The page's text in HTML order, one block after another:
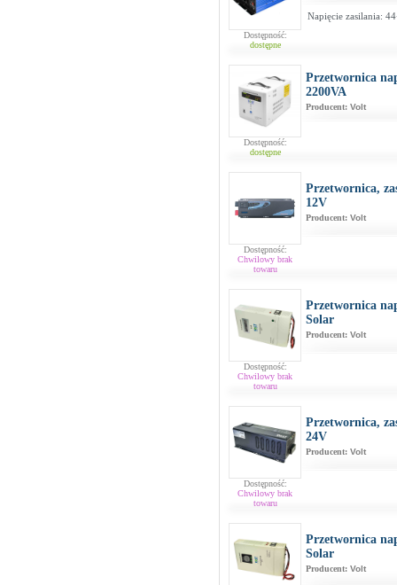
Dostępność:
dostępne
Napięcie zasilania:
Dostępność:
dostępne
Przetwornica
2200VA
Producent: Volt
Dostępność:
Chwilowy brak
towaru
Przetwornica,
12V
Producent: Volt
Dostępność:
Chwilowy brak
towaru
Przetwornica
Solar
Producent: Volt
Dostępność:
Chwilowy brak
towaru
Przetwornica,
24V
Producent: Volt
Przetwornica
Solar
Producent: Volt